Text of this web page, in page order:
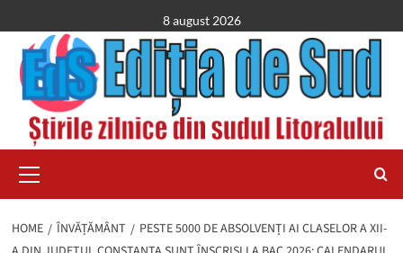
to
content
8 august 2026
Menu
HOME ÎNVĂȚĂMÂNT
PESTE 5000 DE ABSOLVENȚI AI CLASELOR A XII-